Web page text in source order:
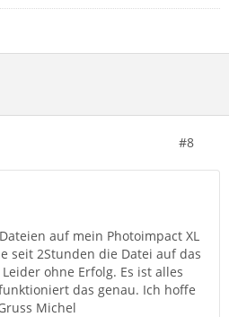
#8
auf mein Photoimpact XL
seit 2Stunden die Datei auf das
ohne Erfolg. Es ist alles
das genau. Ich hoffe
Michel